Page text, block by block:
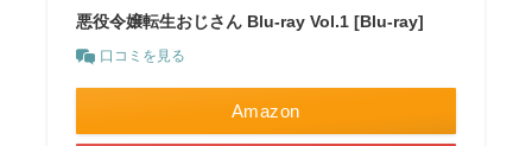
悪役令嬢転生おじさん Blu-ray Vol.1 [Blu-ray]
口コミを見る
Amazon